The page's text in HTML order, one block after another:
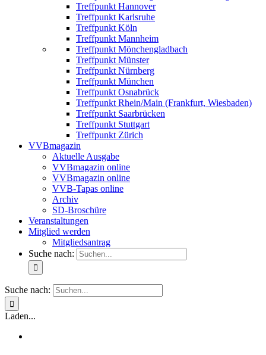
Treffpunkt Hannover
Treffpunkt Karlsruhe
Treffpunkt Köln
Treffpunkt Mannheim
Treffpunkt Mönchengladbach
Treffpunkt Münster
Treffpunkt Nürnberg
Treffpunkt München
Treffpunkt Osnabrück
Treffpunkt Rhein/Main (Frankfurt, Wiesbaden)
Treffpunkt Saarbrücken
Treffpunkt Stuttgart
Treffpunkt Zürich
VVBmagazin
Aktuelle Ausgabe
VVBmagazin online
VVBmagazin online
VVB-Tapas online
Archiv
SD-Broschüre
Veranstaltungen
Mitglied werden
Mitgliedsantrag
Suche nach:
Suche nach:
Laden...